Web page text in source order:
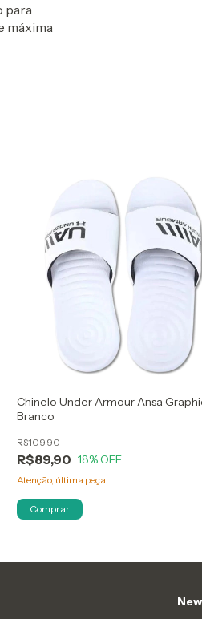
para
máxima
Chinelo Under Armour Ansa
Branco
R$89,90
R$109,90
18% OFF
Atenção, última peça!
Comprar